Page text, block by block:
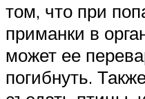
том, что при
приманки в
может ее
погибнуть.